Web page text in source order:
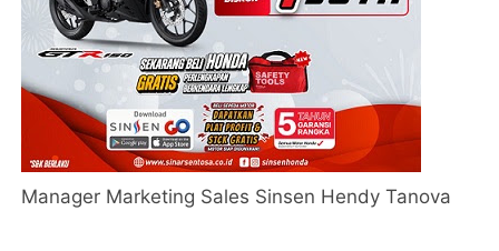
Manager Marketing Sales Sinsen Hendy Tanova